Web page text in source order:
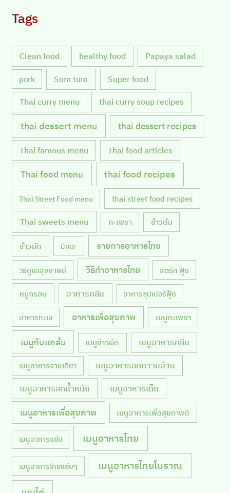
Tags
Clean food healthy food Papaya salad
pork Som tum Super food
Thai curry menu thai curry soup recipes
thai dessert menu thai dessert recipes
Thai famous menu Thai food articles
Thai food menu thai food recipes
Thai Street Food menu thai street food recipes
Thai sweets menu กะเพรา ข้าวต้ม
ข้าวผัด มัทฉะ รายการอาหารไทย
วิธีดูแลสุขภาพดี วิธีทำอาหารไทย สตรีท ฟู้ด
หมูกรอบ อาหารคลีน อาหารซุปเปอร์ฟู้ด
อาหารทะเล อาหารเพื่อสุขภาพ เมนูกะเพรา
เมนูกับแกล้ม เมนูข้าวผัด เมนูอาหารคลีน
เมนูอาหารจานเดียว เมนูอาหารลดความอ้วน
เมนูอาหารลดน้ำหนัก เมนูอาหารเด็ก
เมนูอาหารเพื่อสุขภาพ เมนูอาหารเพื่อสุขภาพดี
เมนูอาหารแซ่บ เมนูอาหารไทย
เมนูอาหารไทยแซ่บๆ เมนูอาหารไทยโบราณ